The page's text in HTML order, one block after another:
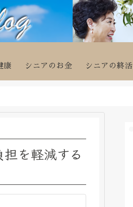
康 シニアのお金 シニアの終活
を軽減する